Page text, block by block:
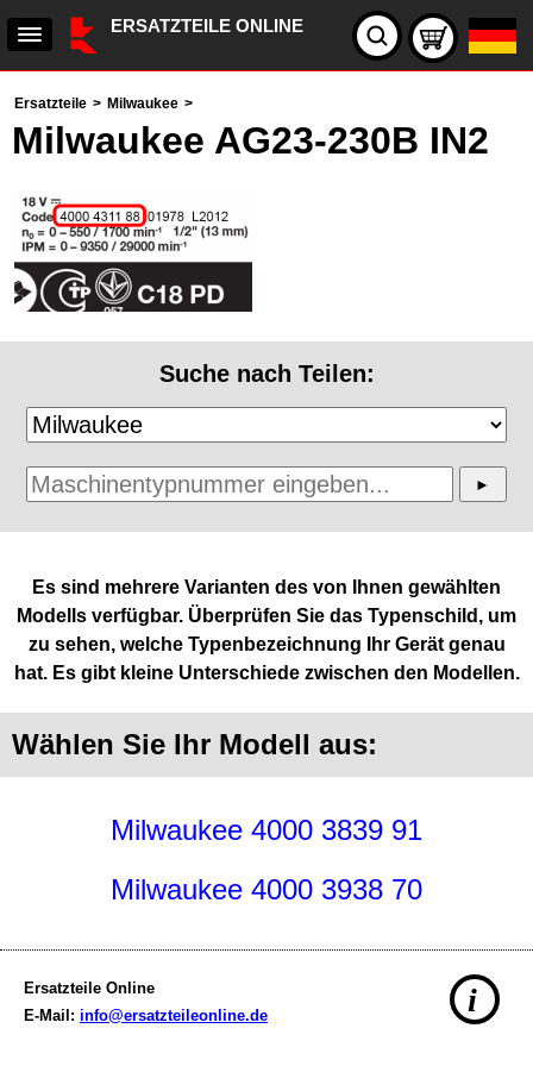
ERSATZTEILE ONLINE
Ersatzteile > Milwaukee >
Milwaukee AG23-230B IN2
Suche nach Teilen:
Es sind mehrere Varianten des von Ihnen gewählten
Modells verfügbar. Überprüfen Sie das Typenschild, um
zu sehen, welche Typenbezeichnung Ihr Gerät genau
hat. Es gibt kleine Unterschiede zwischen den Modellen.
Wählen Sie Ihr Modell aus:
Milwaukee 4000 3839 91
Milwaukee 4000 3938 70
Ersatzteile Online
E-Mail: info@ersatzteileonline.de i